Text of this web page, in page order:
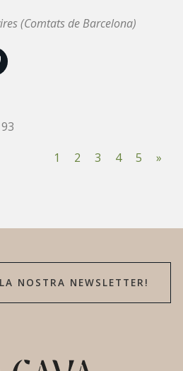
(Comtats de Barcelona)
1
2 3 4 5 »
NOSTRA NEWSLETTER!